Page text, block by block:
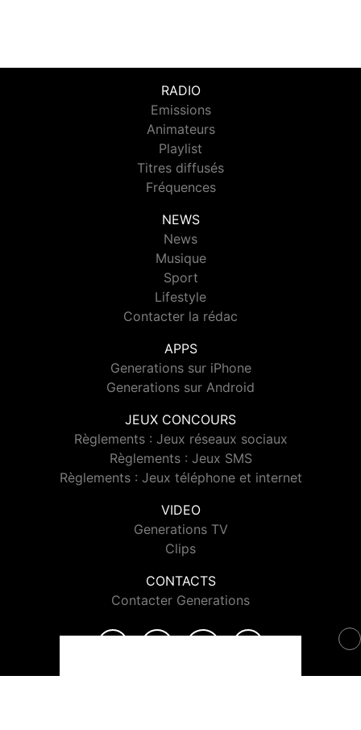
RADIO
Emissions
Animateurs
Playlist
Titres diffusés
Fréquences
NEWS
News
Musique
Sport
Lifestyle
Contacter la rédac
APPS
Generations sur iPhone
Generations sur Android
JEUX CONCOURS
Règlements : Jeux réseaux sociaux
Règlements : Jeux SMS
Règlements : Jeux téléphone et internet
VIDEO
Generations TV
Clips
CONTACTS
Contacter Generations